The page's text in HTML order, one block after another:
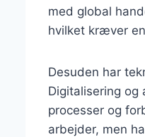
med global
hvilket kræver
Desuden har
Digitalisering
processer og
arbejder, men